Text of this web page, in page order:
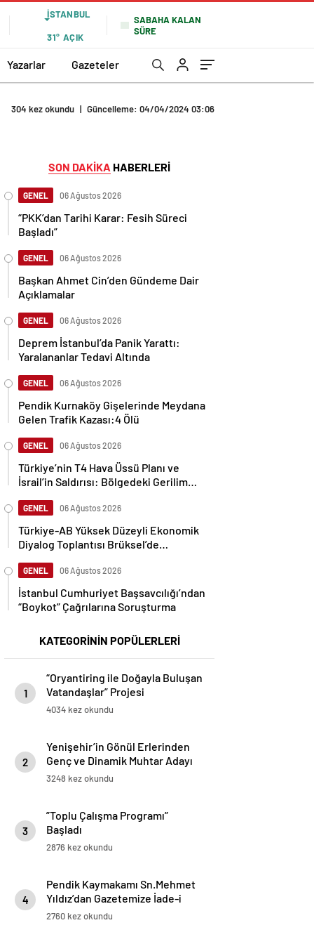
İSTANBUL
31° AÇIK
SABAHA KALAN
SÜRE
Yazarlar Gazeteler
304 kez okundu | Güncelleme: 04/04/2024 03:06
SON DAKİKA HABERLERİ
GENEL 06 Ağustos 2026
“PKK’dan Tarihi Karar: Fesih Süreci
Başladı”
GENEL 06 Ağustos 2026
Başkan Ahmet Cin’den Gündeme Dair
Açıklamalar
GENEL 06 Ağustos 2026
Deprem İstanbul’da Panik Yarattı:
Yaralananlar Tedavi Altında
GENEL 06 Ağustos 2026
Pendik Kurnaköy Gişelerinde Meydana
Gelen Trafik Kazası:4 Ölü
GENEL 06 Ağustos 2026
Türkiye’nin T4 Hava Üssü Planı ve
İsrail’in Saldırısı: Bölgedeki Gerilim
GENEL 06 Ağustos 2026
Türkiye-AB Yüksek Düzeyli Ekonomik
Diyalog Toplantısı Brüksel’de
GENEL 06 Ağustos 2026
İstanbul Cumhuriyet Başsavcılığı’ndan
“Boykot” Çağrılarına Soruşturma
KATEGORİNİN POPÜLERLERİ
1
“Oryantiring ile Doğayla Buluşan
Vatandaşlar” Projesi
Gerçekleştirildi
4034 kez okundu
2
Yenişehir’in Gönül Erlerinden
Genç ve Dinamik Muhtar Adayı
Baran Kılıç
3248 kez okundu
3
”Toplu Çalışma Programı”
Başladı
2876 kez okundu
4
Pendik Kaymakamı Sn.Mehmet
Yıldız’dan Gazetemize İade-i
Ziyaret
2760 kez okundu